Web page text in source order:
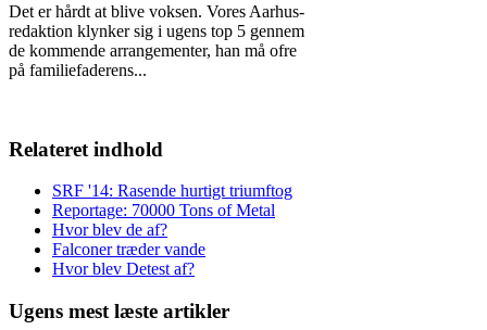
Det er hårdt at blive voksen. Vores Aarhus-
redaktion klynker sig i ugens top 5 gennem
de kommende arrangementer, han må ofre
på familiefaderens...
Relateret indhold
SRF '14: Rasende hurtigt triumftog
Reportage: 70000 Tons of Metal
Hvor blev de af?
Falconer træder vande
Hvor blev Detest af?
Ugens mest læste artikler